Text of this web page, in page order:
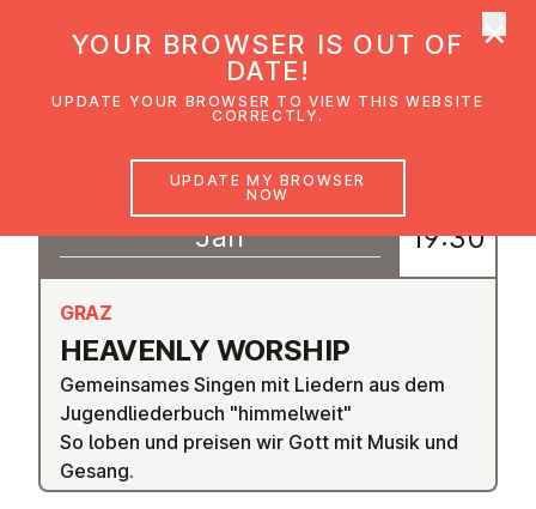
HEAVENLY WORSHIP
GRAZ
Gemeinsames Singen mit Liedern aus dem
Jugendliederbuch "himmelweit"
So loben und preisen wir Gott mit Musik und
Gesang.
09
Jan 19:30
YOUR BROWSER IS OUT OF
DATE!
UPDATE YOUR BROWSER TO VIEW THIS WEBSITE
CORRECTLY.
UPDATE MY BROWSER
NOW
×